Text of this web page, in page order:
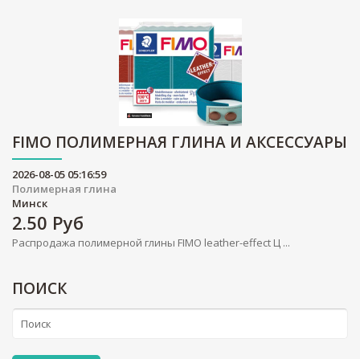
FIMO ПОЛИМЕРНАЯ ГЛИНА И АКСЕССУАРЫ
2026-08-05 05:16:59
Полимерная глина
Минск
2.50 Руб
Распродажа полимерной глины FIMO leather-effect Ц ...
ПОИСК